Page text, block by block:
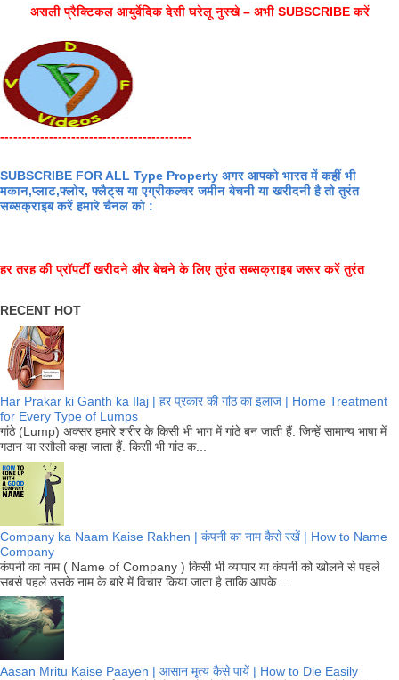
असली प्रैक्टिकल आयुर्वेदिक देसी घरेलू नुस्खे – अभी SUBSCRIBE करें
-------------------------------------------
SUBSCRIBE FOR ALL Type Property अगर आपको भारत में कहीं भी
मकान,प्लाट,फ्लोर, फ्लैट्स या एग्रीकल्चर जमीन बेचनी या खरीदनी है तो तुरंत
सब्सक्राइब करें हमारे चैनल को :
हर तरह की प्रॉपर्टी खरीदने और बेचने के लिए तुरंत सब्सक्राइब जरूर करें तुरंत
RECENT HOT
Har Prakar ki Ganth ka Ilaj | हर प्रकार की गांठ का इलाज | Home Treatment
for Every Type of Lumps
गांठे (Lump) अक्सर हमारे शरीर के किसी भी भाग में गांठे बन जाती हैं. जिन्हें सामान्य भाषा में
गठान या रसौली कहा जाता हैं. किसी भी गांठ क...
Company ka Naam Kaise Rakhen | कंपनी का नाम कैसे रखें | How to Name
Company
कंपनी का नाम ( Name of Company ) किसी भी व्यापार या कंपनी को खोलने से पहले
सबसे पहले उसके नाम के बारे में विचार किया जाता है ताकि आपके ...
Aasan Mritu Kaise Paayen | आसान मृत्य कैसे पायें | How to Die Easily